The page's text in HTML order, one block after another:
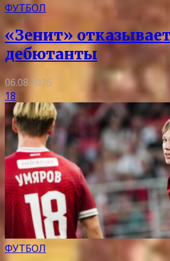
ФУТБОЛ
«Зенит»
дебютанты
06.08.2026
18
ФУТБОЛ